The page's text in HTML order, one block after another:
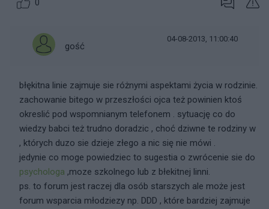
0
gość
04-08-2013, 11:00:40
błękitna linie zajmuje sie różnymi aspektami życia w rodzinie.
zachowanie bitego w przeszłości ojca też powinien ktoś
okreslić pod wspomnianym telefonem . sytuację co do
wiedzy babci też trudno doradzic , choć dziwne te rodziny w
, których duzo sie dzieje złego a nic się nie mówi .
jedynie co moge powiedziec to sugestia o zwrócenie sie do
psychologa ,moze szkolnego lub z błekitnej linni.
ps. to forum jest raczej dla osób starszych ale może jest
forum wsparcia młodziezy np. DDD , które bardziej zajmuje